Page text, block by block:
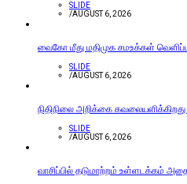
SLIDE
/AUGUST 6, 2026
வைகோ மீது மதிமுக சமஉக்கள்
SLIDE
/AUGUST 6, 2026
நிதிநிலை அறிக்கை
SLIDE
/AUGUST 6, 2026
வாசிப்பில் தடுமாற்றம் உள்ளடக்கம்